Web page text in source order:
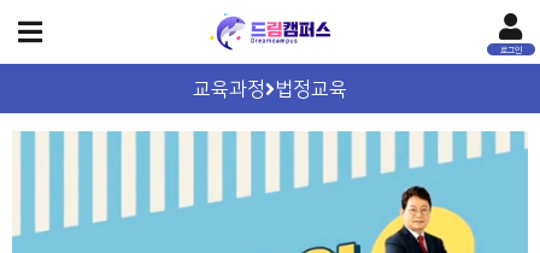
교육과정 법정교육